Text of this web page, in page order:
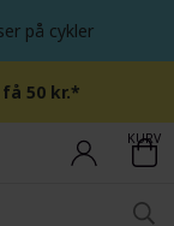
på cykler
50 kr.*
KURV